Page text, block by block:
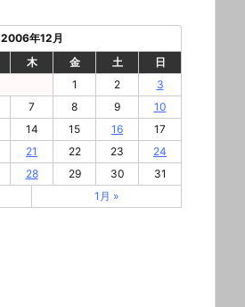
2006年12月
木 金 土
日
1
2
3
7 8 9
10
14 15 16
17
21 22 23
24
28 29 30
31
1月 »